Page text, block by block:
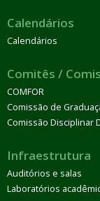
Calendários
Calendários
Comitês /
COMFOR
Comissão de
Comissão Disciplinar
Infraestrutura
Auditórios e salas
Laboratórios